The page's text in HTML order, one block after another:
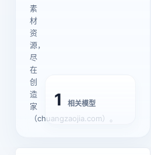
素
材
资
源，
尽
在
创
造
家
（chuangzaojia.com）。
1 相关模型